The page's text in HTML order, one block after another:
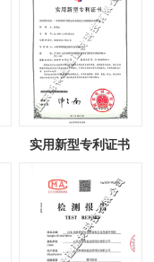
实用新型专利证书